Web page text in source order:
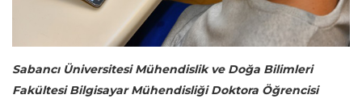
Sabancı Üniversitesi Mühendislik ve Doğa Bilimleri
Fakültesi Bilgisayar Mühendisliği Doktora Öğrencisi